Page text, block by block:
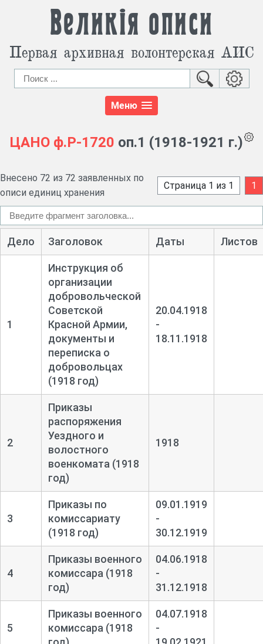
Великія описи
Первая архивная волонтерская АИС
Меню
ЦАНО ф.Р-1720 оп.1 (1918-1921 г.)
Внесено 72 из 72 заявленных по
описи единиц хранения
Страница 1 из 1 1
Дело Заголовок Даты Листов
1
Инструкция об
организации
добровольческой
Советской
Красной Армии,
документы и
переписка о
добровольцах
(1918 год)
20.04.1918
-
18.11.1918
2
Приказы
распоряжения
Уездного и
волостного
военкомата (1918
год)
1918
3
Приказы по
комиссариату
(1918 год)
09.01.1919
-
30.12.1919
4
Приказы военного
комиссара (1918
год)
04.06.1918
-
31.12.1918
5
Приказы военного
комиссара (1918
04.07.1918
-